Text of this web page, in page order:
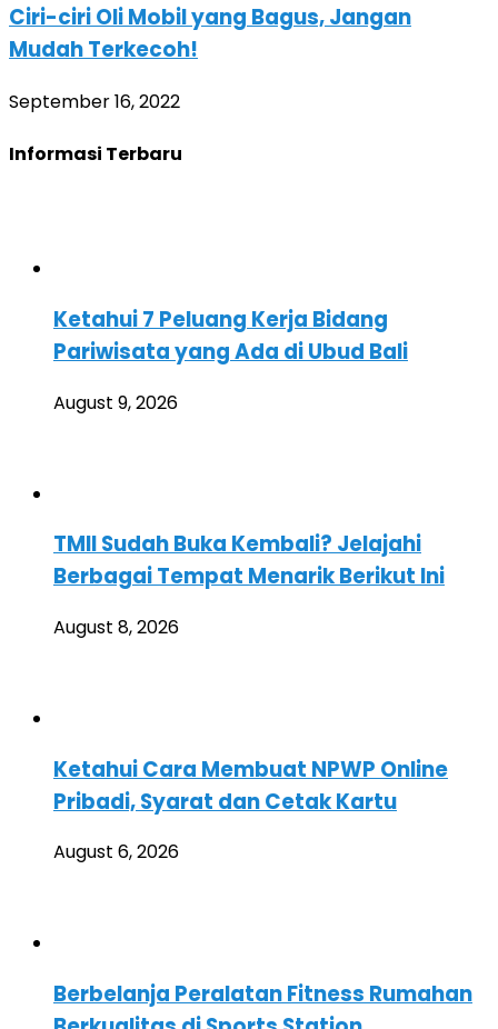
Ciri-ciri Oli Mobil yang Bagus, Jangan
Mudah Terkecoh!
September 16, 2022
Informasi Terbaru
Ketahui 7 Peluang Kerja Bidang
Pariwisata yang Ada di Ubud Bali
August 9, 2026
TMII Sudah Buka Kembali? Jelajahi
Berbagai Tempat Menarik Berikut Ini
August 8, 2026
Ketahui Cara Membuat NPWP Online
Pribadi, Syarat dan Cetak Kartu
August 6, 2026
Berbelanja Peralatan Fitness Rumahan